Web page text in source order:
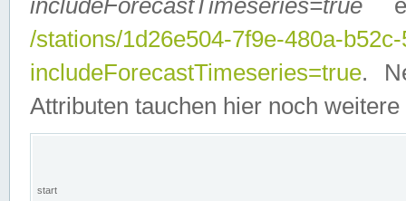
includeForecastTimeseries=true
/stations/1d26e504-7f9e-480a-
includeForecastTimeseries=true.
Attributen tauchen hier noch weitere
start